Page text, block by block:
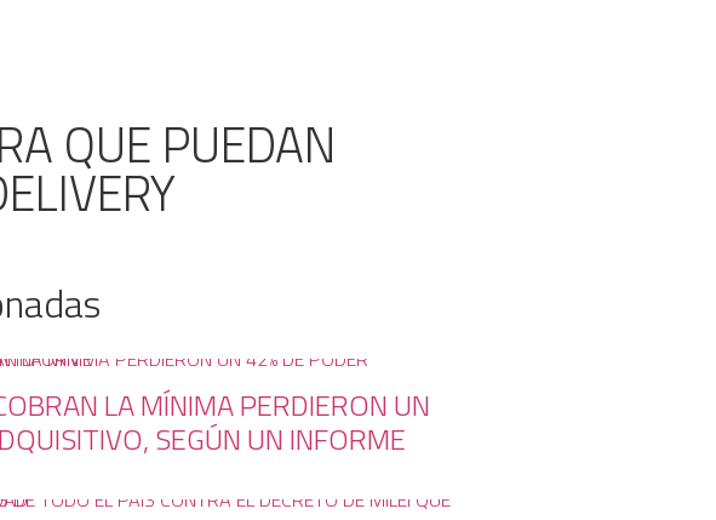
QUE PUEDAN
LA MÍNIMA PERDIERON UN
SEGÚN UN INFORME